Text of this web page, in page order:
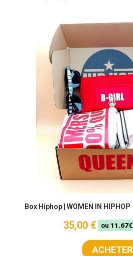
Box Hiphop | WOMEN IN HIPHOP
35,00 € ou 11.67€
ACHETER